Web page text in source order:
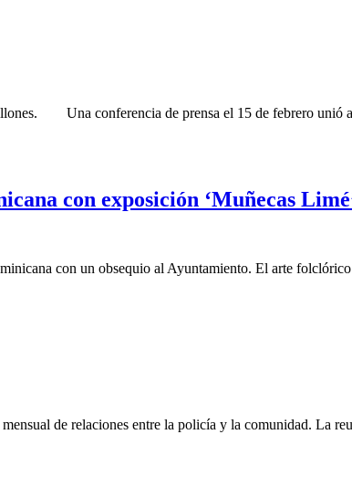
Una conferencia de prensa el 15 de febrero unió
con exposición ‘Muñecas
con un obsequio al Ayuntamiento. El arte folclórico
de relaciones entre la policía y la comunidad. La